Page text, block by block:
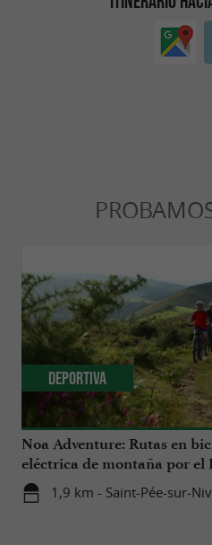
Noa Adventure: Rutas en
eléctrica de montaña por el
1,9 km - Saint-Pée-sur-
Deportiva